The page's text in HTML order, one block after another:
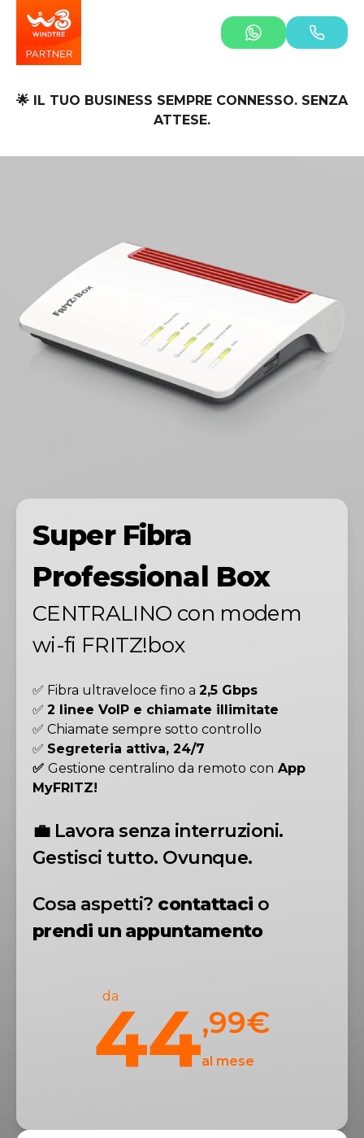
🌟 IL TUO BUSINESS SEMPRE CONNESSO. SENZA
ATTESE.
Super Fibra
Professional Box
CENTRALINO con modem
wi-fi FRITZ!box
✅ Fibra ultraveloce fino a 2,5 Gbps
✅ 2 linee VoIP e chiamate illimitate
✅ Chiamate sempre sotto controllo
✅ Segreteria attiva, 24/7
✅ Gestione centralino da remoto con App
MyFRITZ!
💼 Lavora senza interruzioni.
Gestisci tutto. Ovunque.
Cosa aspetti? contattaci o
prendi un appuntamento
da
44,99€
al mese